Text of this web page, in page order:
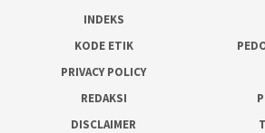
INDEKS
KODE ETIK
PRIVACY POLICY
REDAKSI
DISCLAIMER